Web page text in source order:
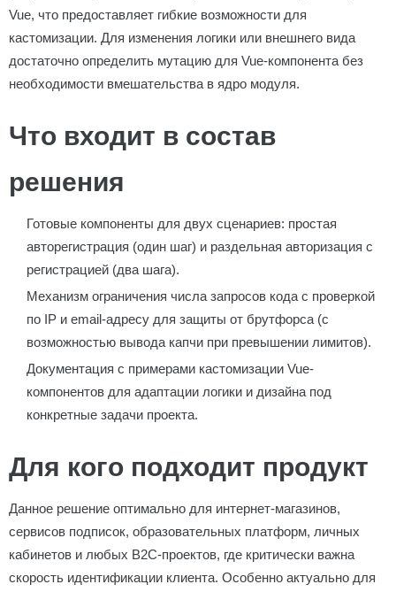
Vue, что предоставляет гибкие возможности для
кастомизации. Для изменения логики или внешнего вида
достаточно определить мутацию для Vue-компонента без
необходимости вмешательства в ядро модуля.
Что входит в состав
решения
Готовые компоненты для двух сценариев: простая
авторегистрация (один шаг) и раздельная авторизация с
регистрацией (два шага).
Механизм ограничения числа запросов кода с проверкой
по IP и email-адресу для защиты от брутфорса (с
возможностью вывода капчи при превышении лимитов).
Документация с примерами кастомизации Vue-
компонентов для адаптации логики и дизайна под
конкретные задачи проекта.
Для кого подходит продукт
Данное решение оптимально для интернет-магазинов,
сервисов подписок, образовательных платформ, личных
кабинетов и любых B2C-проектов, где критически важна
скорость идентификации клиента. Особенно актуально для